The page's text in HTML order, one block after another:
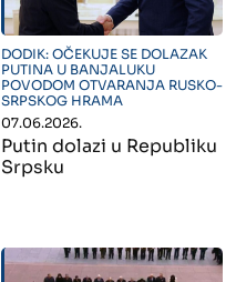
" alt="">
DODIK: OČEKUJE SE DOLAZAK
PUTINA U BANJALUKU
POVODOM OTVARANJA RUSKO-
SRPSKOG HRAMA
07.06.2026.
Putin dolazi u Republiku
Srpsku